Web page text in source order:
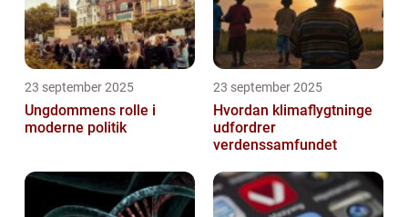
23 september 2025
Ungdommens rolle i
moderne politik
23 september 2025
Hvordan klimaflygtninge
udfordrer
verdenssamfundet